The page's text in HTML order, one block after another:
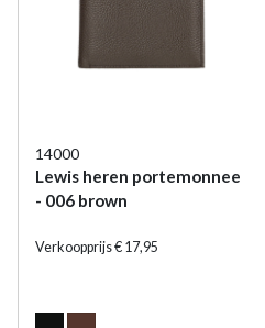
14000
Lewis heren portemonnee
- 006 brown
Verkoopprijs € 17,95